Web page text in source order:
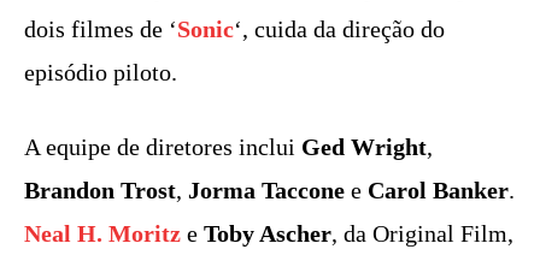
dois filmes de ‘Sonic‘, cuida da direção do
episódio piloto.
A equipe de diretores inclui Ged Wright,
Brandon Trost, Jorma Taccone e Carol Banker.
Neal H. Moritz e Toby Ascher, da Original Film,